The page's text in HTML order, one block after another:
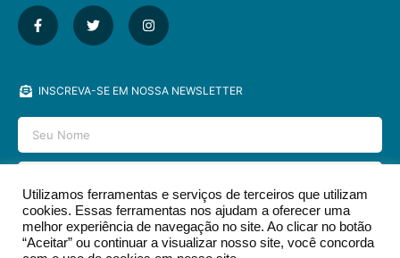
INSCREVA-SE EM NOSSA NEWSLETTER
ENVIAR
Utilizamos ferramentas e serviços de terceiros que utilizam
cookies. Essas ferramentas nos ajudam a oferecer uma
melhor experiência de navegação no site. Ao clicar no botão
“Aceitar” ou continuar a visualizar nosso site, você concorda